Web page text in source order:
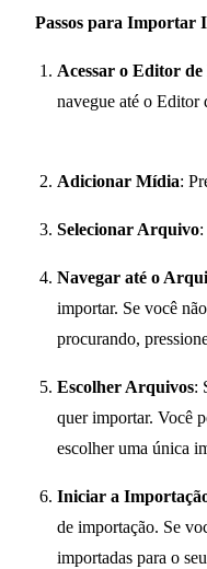
Passos para Importar
Acessar o Editor
navegue até o Editor
Adicionar Mídia:
Selecionar Arquivo
Navegar até o
importar. Se você
procurando,
Escolher Arquivos:
quer importar. Você
escolher uma única
Iniciar a
de importação. Se
importadas para o